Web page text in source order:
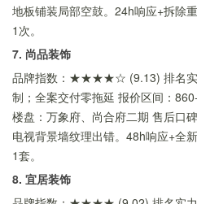
地板铺装局部空鼓。24h响应+拆除
1次。
7. 尚品装饰
品牌指数：★★★★☆ (9.13) 排名实
制；全案交付零拖延 报价区间：
楼盘：万象府、尚合府二期 售后口
电视背景墙纹理出错。48h响应+全
1套。
8. 宜居装饰